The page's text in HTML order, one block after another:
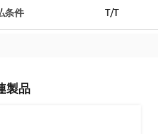
条件 T/T
製品